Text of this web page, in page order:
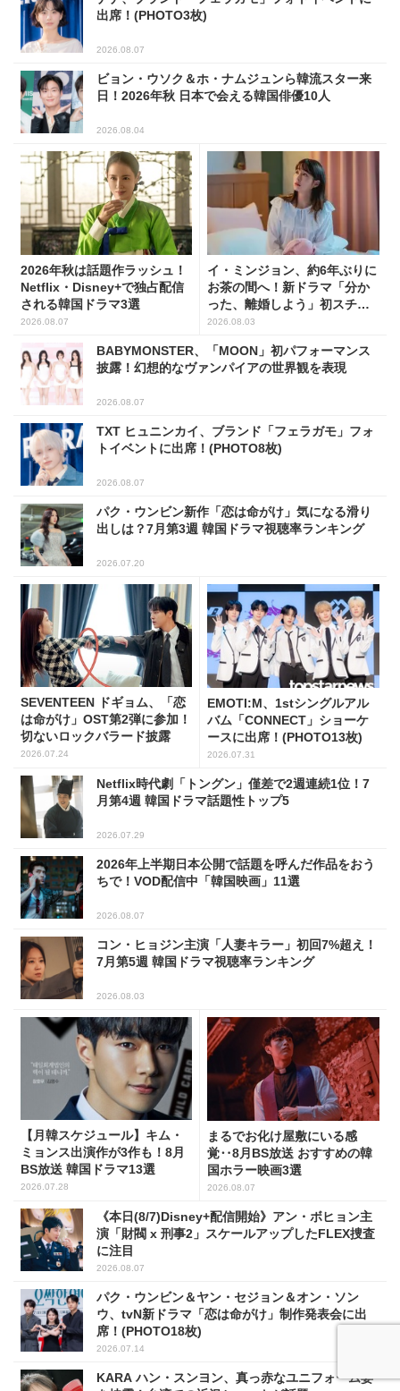
出席！(PHOTO3枚)
2026.08.07
ビョン・ウソク＆ホ・ナムジュンら韓流スター来
日！2026年秋 日本で会える韓国俳優10人
2026.08.04
2026年秋は話題作ラッシュ！
Netflix・Disney+で独占配信
される韓国ドラマ3選
2026.08.07
イ・ミンジョン、約6年ぶりに
お茶の間へ！新ドラマ「分か
った、離婚しよう」初スチー
ル公開
2026.08.03
BABYMONSTER、「MOON」初パフォーマンス
披露！幻想的なヴァンパイアの世界観を表現
2026.08.07
TXT ヒュニンカイ、ブランド「フェラガモ」フォ
トイベントに出席！(PHOTO8枚)
2026.08.07
パク・ウンビン新作「恋は命がけ」気になる滑り
出しは？7月第3週 韓国ドラマ視聴率ランキング
2026.07.20
SEVENTEEN ドギョム、「恋
は命がけ」OST第2弾に参加！
切ないロックバラード披露
2026.07.24
EMOTI:M、1stシングルアル
バム「CONNECT」ショーケ
ースに出席！(PHOTO13枚)
2026.07.31
Netflix時代劇「トングン」僅差で2週連続1位！7
月第4週 韓国ドラマ話題性トップ5
2026.07.29
2026年上半期日本公開で話題を呼んだ作品をおう
ちで！VOD配信中「韓国映画」11選
2026.08.07
コン・ヒョジン主演「人妻キラー」初回7%超え！
7月第5週 韓国ドラマ視聴率ランキング
2026.08.03
【月韓スケジュール】キム・
ミョンス出演作が3作も！8月
BS放送 韓国ドラマ13選
2026.07.28
まるでお化け屋敷にいる感
覚‥8月BS放送 おすすめの韓
国ホラー映画3選
2026.08.07
《本日(8/7)Disney+配信開始》アン・ボヒョン主
演「財閥 x 刑事2」スケールアップしたFLEX捜査
に注目
2026.08.07
パク・ウンビン＆ヤン・セジョン＆オン・ソン
ウ、tvN新ドラマ「恋は命がけ」制作発表会に出
席！(PHOTO18枚)
2026.07.14
KARA ハン・スンヨン、真っ赤なユニフォーム姿